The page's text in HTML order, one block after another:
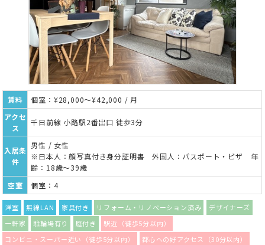
賃料
個室：¥28,000～¥42,000 / 月
アクセ
ス
千日前線 小路駅2番出口 徒歩3分
入居条
件
男性 / 女性
※日本人：顔写真付き身分証明書 外国人：パスポート・ビザ 年
齢：18歳～39歳
空室
個室：4
洋室 無線LAN 家具付き リフォーム・リノベーション済み
デザイナーズ
一軒家
駐輪場有り 庭付き
駅近（徒歩5分以内）
コンビニ・スーパー近い（徒歩5分以内）
都心への好アクセス（30分以内）